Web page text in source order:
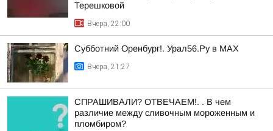
Терешковой
Вчера, 22:00
Субботний Оренбург!. Урал56.Ру в МАХ
Вчера, 21:27
СПРАШИВАЛИ? ОТВЕЧАЕМ!. . В чем
различие между сливочным мороженным и
пломбиром?